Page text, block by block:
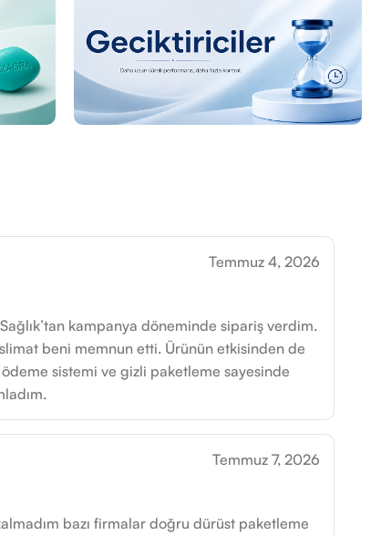
Temmuz 4, 2026
kampanya döneminde sipariş verdim.
beni memnun etti. Ürünün etkisinden de
sistemi ve gizli paketleme sayesinde
Temmuz 7, 2026
bazı firmalar doğru dürüst paketleme